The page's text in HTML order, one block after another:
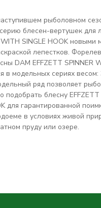
рыболовном
блесен-вертушек для
WITH SINGLE HOOK новыми
лепестков.
DAM EFFZETT SPINNER
в модельных сериях весом:
ряд позволяет
подобрать блесну EFFZETT
для гарантированной
в условиях живой
пруду или озере.